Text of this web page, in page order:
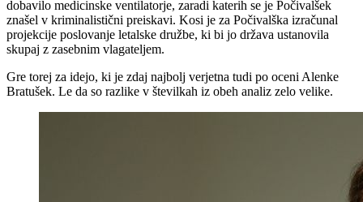
dobavilo medicinske ventilatorje, zaradi katerih se je Počivalšek
znašel v kriminalistični preiskavi. Kosi je za Počivalška izračunal
projekcije poslovanje letalske družbe, ki bi jo država ustanovila
skupaj z zasebnim vlagateljem.
Gre torej za idejo, ki je zdaj najbolj verjetna tudi po oceni Alenke
Bratušek. Le da so razlike v številkah iz obeh analiz zelo velike.